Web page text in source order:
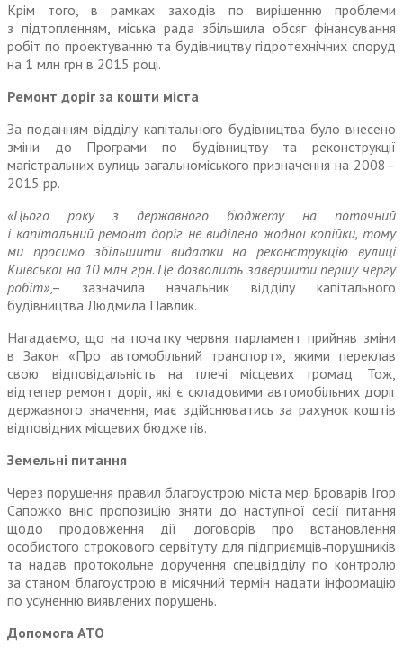
Крім того, в рамках заходів по вирішенню проблеми
з підтопленням, міська рада збільшила обсяг фінансування
робіт по проектуванню та будівництву гідротехнічних споруд
на 1 млн грн в 2015 році.
Ремонт доріг за кошти міста
За поданням відділу капітального будівництва було внесено
зміни до Програми по будівниц­тву та реконструкції
магістральних вулиць загальноміського призначення на 2008–
2015 рр.
«Цього року з державного бюджету на поточний
і капітальний ремонт доріг не виділено жодної копійки, тому
ми просимо збільшити видатки на реконструкцію вулиці
Київської на 10 млн грн. Це дозволить завершити першу чергу
робіт»,– зазначила начальник відділу капітального
будівництва Людмила Павлик.
Нагадаємо, що на початку червня парламент прийняв зміни
в Закон «Про автомобільний транспорт», якими переклав
свою відповідальність на плечі місцевих громад. Тож,
відтепер ремонт доріг, які є складовими автомобільних доріг
державного значення, має здійснюватись за рахунок коштів
відповідних місцевих бюджетів.
Земельні питання
Через порушення правил благоустрою міста мер Броварів Ігор
Сапожко вніс пропозицію зняти до наступної сесії питання
щодо продовження дії договорів про встановлення
особистого строкового сервітуту для підприємців‑порушників
та надав протокольне доручення спецвідділу по контролю
за станом благоустрою в місячний термін надати інформацію
по усуненню виявлених порушень.
Допомога АТО